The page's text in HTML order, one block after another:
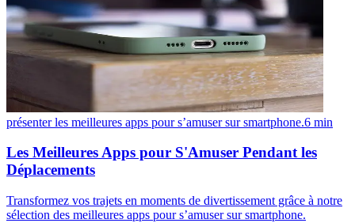
présenter les meilleures apps pour s’amuser sur smartphone.6 min
Les Meilleures Apps pour S'Amuser Pendant les
Déplacements
Transformez vos trajets en moments de divertissement grâce à notre
sélection des meilleures apps pour s’amuser sur smartphone.